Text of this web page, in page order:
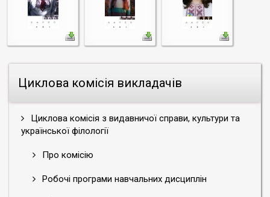
Циклова комісія викладачів
Циклова комісія з видавничої справи, культури та
української філології
Про комісію
Робочі програми навчальних дисциплін